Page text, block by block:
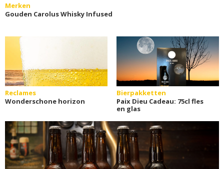
Merken
Gouden Carolus Whisky Infused
Reclames
Wonderschone horizon
Bierpakketten
Paix Dieu Cadeau: 75cl fles
en glas